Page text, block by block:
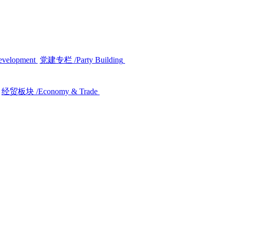
党建专栏 /Party Building
经贸板块 /Economy & Trade